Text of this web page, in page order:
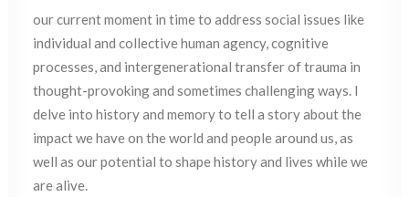
our current moment in time to address social issues like
individual and collective human agency, cognitive
processes, and intergenerational transfer of trauma in
thought-provoking and sometimes challenging ways. I
delve into history and memory to tell a story about the
impact we have on the world and people around us, as
well as our potential to shape history and lives while we
are alive.